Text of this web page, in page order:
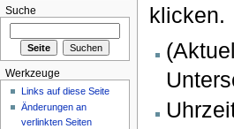
klicken.
Suche
Werkzeuge
Links auf diese Seite
Änderungen an
verlinkten Seiten